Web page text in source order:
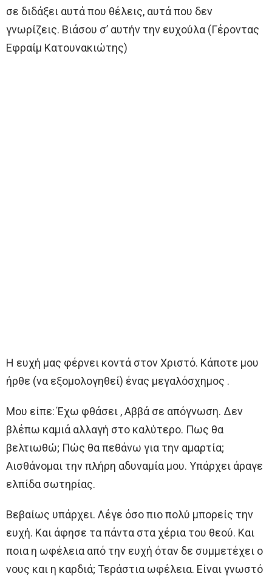
σε διδάξει αυτά που θέλεις, αυτά που δεν
γνωρίζεις. Βιάσου σ’ αυτήν την ευχούλα (Γέροντας
Εφραίμ Κατουνακιώτης)
Η ευχή μας φέρνει κοντά στον Χριστό. Κάποτε μου
ήρθε (να εξομολογηθεί) ένας μεγαλόσχημος .
Μου είπε: Έχω φθάσει , Αββά σε απόγνωση. Δεν
βλέπω καμιά αλλαγή στο καλύτερο. Πως θα
βελτιωθώ; Πώς θα πεθάνω για την αμαρτία;
Αισθάνομαι την πλήρη αδυναμία μου. Υπάρχει άραγε
ελπίδα σωτηρίας.
Βεβαίως υπάρχει. Λέγε όσο πιο πολύ μπορείς την
ευχή. Και άφησε τα πάντα στα χέρια του θεού. Και
ποια η ωφέλεια από την ευχή όταν δε συμμετέχει ο
νους και η καρδιά; Τεράστια ωφέλεια. Είναι γνωστό